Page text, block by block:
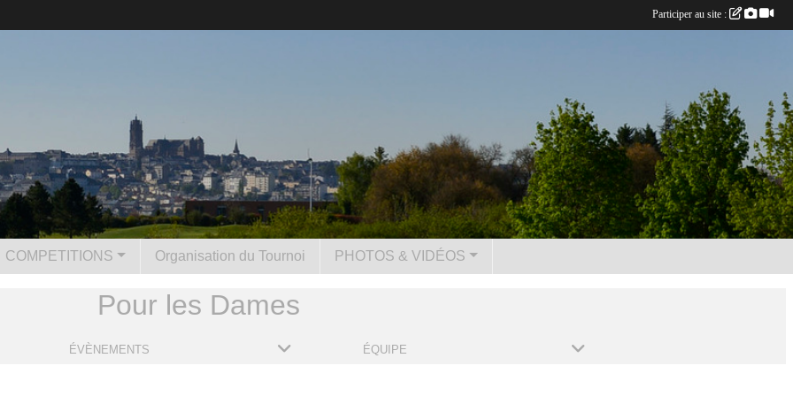
COMPETITIONS Organisation du Tournoi PHOTOS & VIDÉOS
Pour les Dames
ÉVÈNEMENTS ÉQUIPE
Participer au site :